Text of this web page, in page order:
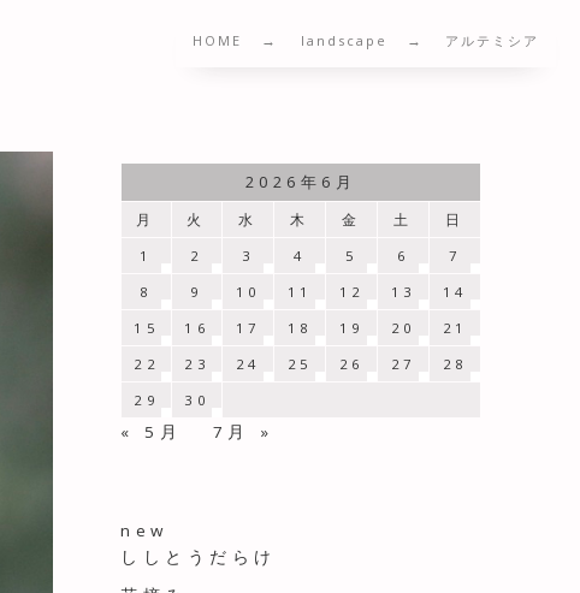
HOME landscape アルテミシア
2026年6月
月 火 水 木 金 土 日
1 2 3 4 5 6
7
8
9 10 11 12 13
14
15
16 17 18 19 20
21
22
23 24 25 26 27
28
29
30
« 5月 7月 »
new
ししとうだらけ